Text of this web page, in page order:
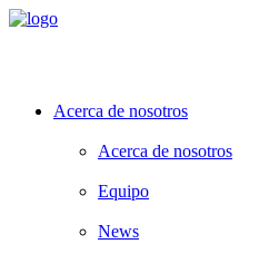
Acerca de nosotros
Acerca de nosotros
Equipo
News